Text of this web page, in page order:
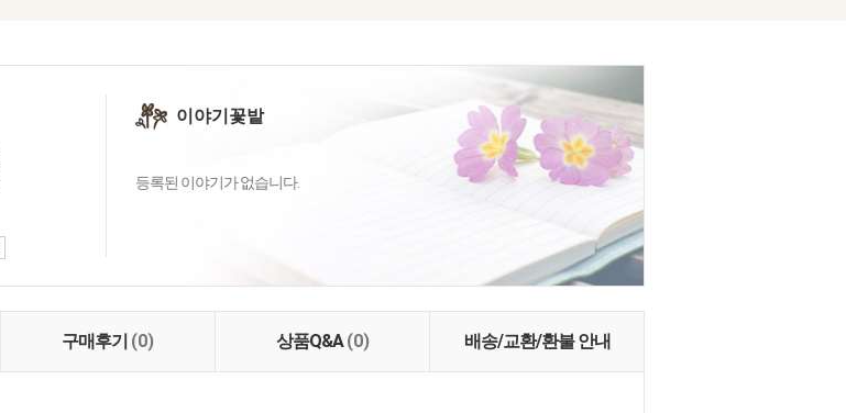
이야기꽃밭
등록된 이야기가 없습니다.
구매후기 (0) 상품Q&A(0) 배송/교환/환불 안내